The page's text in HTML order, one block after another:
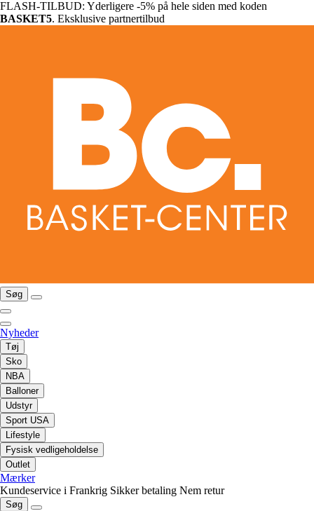
FLASH-TILBUD: Yderligere -5% på hele siden med koden
BASKET5. Eksklusive partnertilbud
Søg
Nyheder
Tøj
Sko
NBA
Balloner
Udstyr
Sport USA
Lifestyle
Fysisk vedligeholdelse
Outlet
Mærker
Kundeservice i Frankrig Sikker betaling Nem retur
Søg